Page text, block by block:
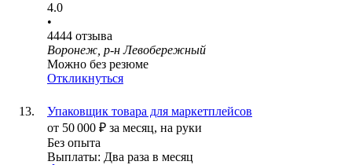
4.0
•
4444 отзыва
Воронеж, р-н Левобережный
Можно без резюме
Откликнуться
Упаковщик товара для маркетплейсов
от 50 000 ₽ за месяц, на руки
Без опыта
Выплаты: Два раза в месяц